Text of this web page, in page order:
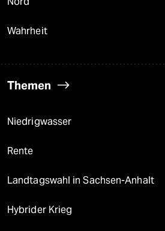
Wahrheit
Themen
Niedrigwasser
Rente
Landtagswahl in Sachsen-Anhalt
Hybrider Krieg